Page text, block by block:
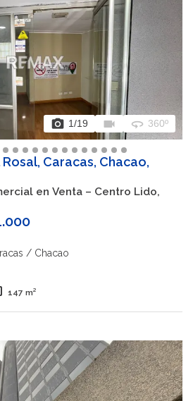
photo_camera 1/19 videocam 360 360º
Caracas, Chacao,
en Venta – Centro Lido,
/ Chacao
147 m²